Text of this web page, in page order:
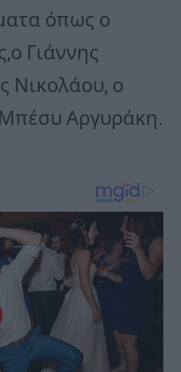
όπως ο
Γιάννης
Νικολάου, ο
Αργυράκη.